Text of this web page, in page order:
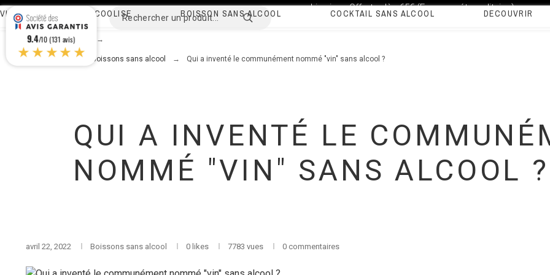
Livraison Offerte dès 65€ (France métropolitaine)
VIN DE FRANCE DÉSALCOOLISÉ BOISSON SANS ALCOOL COCKTAIL SANS ALCOOL DÉCOUVRIR
Pierre Chavin Blog Boissons sans alcool Qui a inventé le communément nommé "vin" sans alcool ?
QUI A INVENTÉ LE
NOMMÉ "VIN" SANS ALCOOL ?
avril 22, 2022 Boissons sans alcool 0 likes 7783 vues 0 commentaires
9.4/10 (131 avis)
★★★★★